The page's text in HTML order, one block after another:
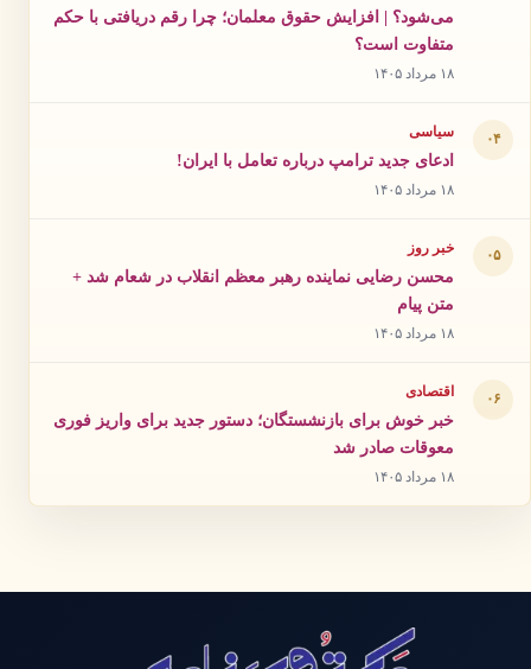
می‌شود؟ | افزایش حقوق معلمان؛ چرا رقم دریافتی با حکم
متفاوت است؟
۱۸ مرداد ۱۴۰۵
۰۴ سیاسی
ادعای جدید ترامپ درباره تعامل با ایران!
۱۸ مرداد ۱۴۰۵
۰۵ خبر روز
محسن رضایی نماینده رهبر معظم انقلاب در شعام شد +
متن پیام
۱۸ مرداد ۱۴۰۵
۰۶ اقتصادی
خبر خوش برای بازنشستگان؛ دستور جدید برای واریز فوری
معوقات صادر شد
۱۸ مرداد ۱۴۰۵